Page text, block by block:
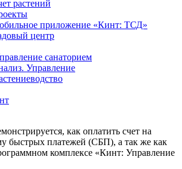
растений
приложение «Кинт: ТСД»
центр
санаторием
Управление
как оплатить счет на
быстрых платежей (СБП), а так же как
комплексе «Кинт: Управление